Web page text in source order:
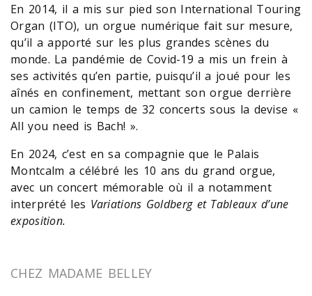
En 2014, il a mis sur pied son International Touring
Organ (ITO), un orgue numérique fait sur mesure,
qu’il a apporté sur les plus grandes scènes du
monde. La pandémie de Covid-19 a mis un frein à
ses activités qu’en partie, puisqu’il a joué pour les
aînés en confinement, mettant son orgue derrière
un camion le temps de 32 concerts sous la devise «
All you need is Bach! ».
En 2024, c’est en sa compagnie que le Palais
Montcalm a célébré les 10 ans du grand orgue,
avec un concert mémorable où il a notamment
interprété les Variations Goldberg et Tableaux d’une
exposition.
CHEZ MADAME BELLEY